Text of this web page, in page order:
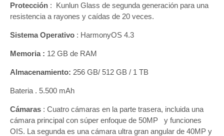
Protección : Kunlun Glass de segunda generación para una
resistencia a rayones y caídas de 20 veces.
Sistema Operativo : HarmonyOS 4.3
Memoria : 12 GB de RAM
Almacenamiento: 256 GB/ 512 GB / 1 TB
Bateria . 5.500 mAh
Cámaras : Cuatro cámaras en la parte trasera, incluida una
cámara principal con súper enfoque de 50MP y funciones
OIS. La segunda es una cámara ultra gran angular de 40MP y